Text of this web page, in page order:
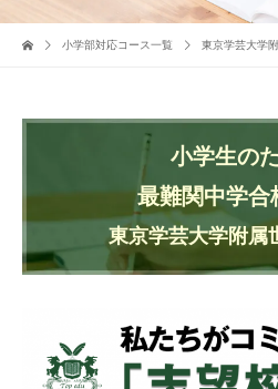
小学部対応コース一覧 東京学芸大学
小学生の
最難関中学合
東京学芸大学附属